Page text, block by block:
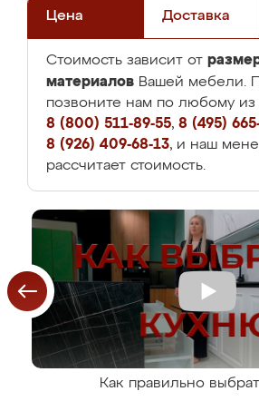
Цена Доставка
Стоимость зависит от
материалов Вашей мебели.
позвоните нам по любому
8 (800) 511-89-55, 8 (495)
8 (926) 409-68-13, и наш
рассчитает стоимость.
Как правильно